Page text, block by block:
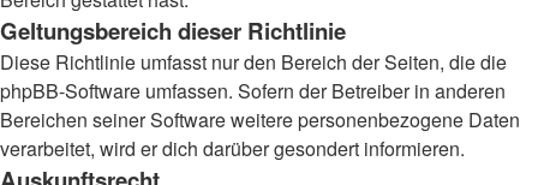
Geltungsbereich dieser Richtlinie
Diese Richtlinie umfasst nur den Bereich der Seiten, die die
phpBB-Software umfassen. Sofern der Betreiber in anderen
Bereichen seiner Software weitere personenbezogene Daten
verarbeitet, wird er dich darüber gesondert informieren.